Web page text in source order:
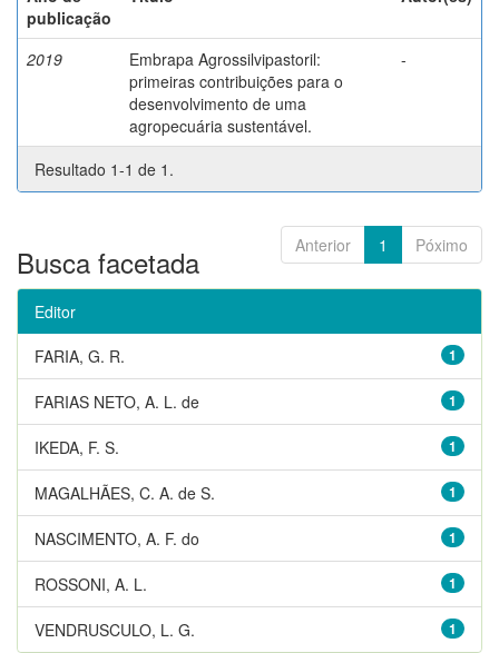
publicação
2019
Embrapa Agrossilvipastoril:
primeiras contribuições para o
desenvolvimento de uma
agropecuária sustentável.
-
Resultado 1-1 de 1.
Anterior 1 Póximo
Busca facetada
Editor
1
FARIA, G. R.
1
FARIAS NETO, A. L. de
1
IKEDA, F. S.
1
MAGALHÃES, C. A. de S.
1
NASCIMENTO, A. F. do
1
ROSSONI, A. L.
1
VENDRUSCULO, L. G.